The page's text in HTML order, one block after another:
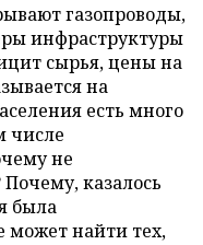
газопроводы,
инфраструктуры
сырья, цены на
на
есть много
числе
не
казалось
была
может найти тех,